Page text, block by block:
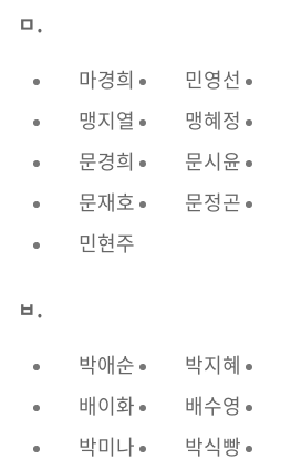
ㅁ.
마경희
민영선
맹지열
맹혜정
문경희
문시윤
문재호
문정곤
민현주
ㅂ.
박애순
박지혜
배이화
배수영
박미나
박식빵